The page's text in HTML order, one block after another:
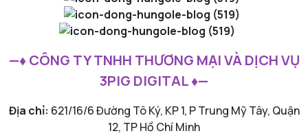
—♦ CÔNG TY TNHH THƯƠNG MẠI VÀ DỊCH VỤ
3PIG DIGITAL ♦—
Địa chỉ: 621/16/6 Đường Tô Ký, KP 1, P Trung Mỹ Tây, Quận
12, TP Hồ Chí Minh